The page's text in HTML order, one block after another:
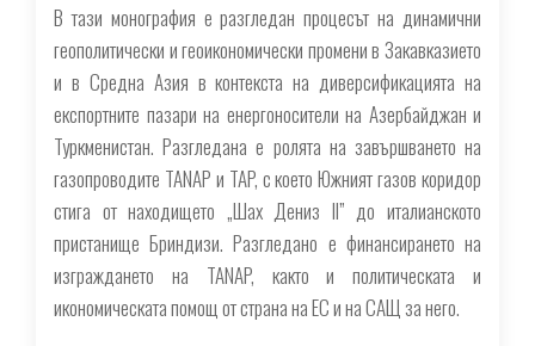
В тази монография е разгледан процесът на динамични
геополитически и геоикономически промени в Закавказието
и в Средна Азия в контекста на диверсификацията на
експортните пазари на енергоносители на Азербайджан и
Туркменистан. Разгледана е ролята на завършването на
газопроводите TANAP и TAP, с което Южният газов коридор
стига от находището „Шах Дениз ІІ” до италианското
пристанище Бриндизи. Разгледано е финансирането на
изграждането на TANAP, както и политическата и
икономическата помощ от страна на ЕС и на САЩ за него.